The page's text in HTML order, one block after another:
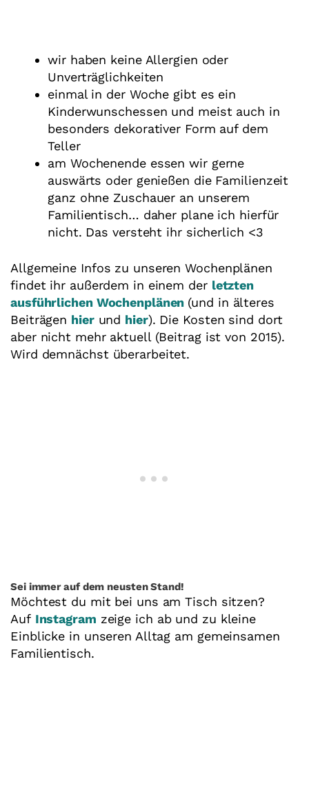
wir haben keine Allergien oder
Unverträglichkeiten
einmal in der Woche gibt es ein
Kinderwunschessen und meist auch in
besonders dekorativer Form auf dem
Teller
am Wochenende essen wir gerne
auswärts oder genießen die Familienzeit
ganz ohne Zuschauer an unserem
Familientisch… daher plane ich hierfür
nicht. Das versteht ihr sicherlich <3
Allgemeine Infos zu unseren Wochenplänen
findet ihr außerdem in einem der letzten
ausführlichen Wochenplänen (und in älteres
Beiträgen hierund hier). Die Kosten sind dort
aber nicht mehr aktuell (Beitrag ist von 2015).
Wird demnächst überarbeitet.
Sei immer auf dem neusten Stand!
Möchtest du mit bei uns am Tisch sitzen?
Auf Instagram zeige ich ab und zu kleine
Einblicke in unseren Alltag am gemeinsamen
Familientisch.